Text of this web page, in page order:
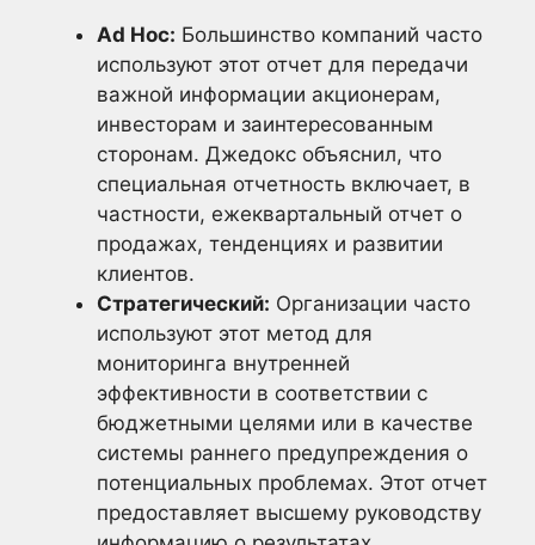
Ad Hoc: Большинство компаний часто
используют этот отчет для передачи
важной информации акционерам,
инвесторам и заинтересованным
сторонам. Джедокс объяснил, что
специальная отчетность включает, в
частности, ежеквартальный отчет о
продажах, тенденциях и развитии
клиентов.
Стратегический: Организации часто
используют этот метод для
мониторинга внутренней
эффективности в соответствии с
бюджетными целями или в качестве
системы раннего предупреждения о
потенциальных проблемах. Этот отчет
предоставляет высшему руководству